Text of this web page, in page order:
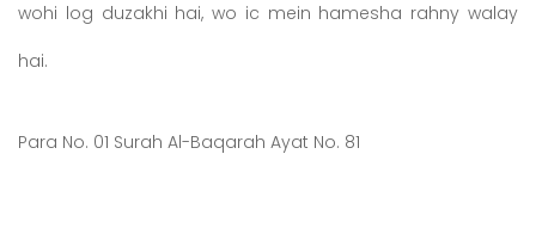
wohi log duzakhi hai, wo ic mein hamesha rahny walay
hai.
Para No. 01 Surah Al-Baqarah Ayat No. 81